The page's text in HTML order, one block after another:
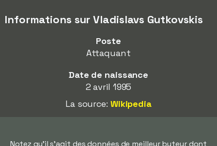
Informations sur Vladislavs Gutkovskis
Poste
Attaquant
Date de naissance
2 avril 1995
La source: Wikipedia
Notez qu'il s'agit des données de meilleur buteur dont